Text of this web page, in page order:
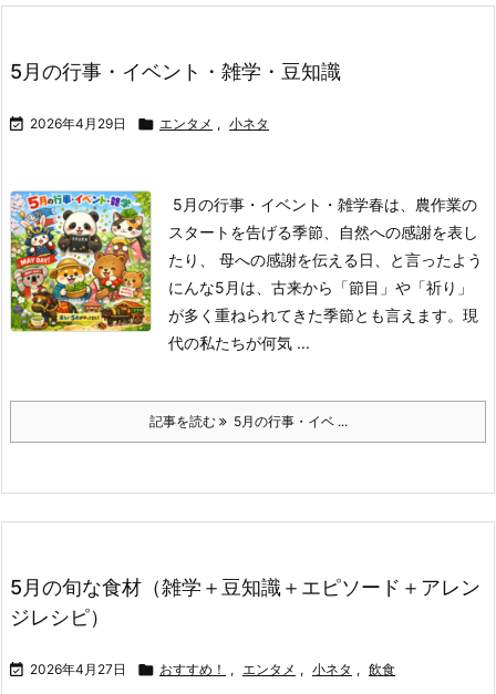
5月の行事・イベント・雑学・豆知識
 2026年4月29日  エンタメ , 小ネタ
5月の行事・イベント・雑学春は、農作業の
スタートを告げる季節、自然への感謝を表し
たり、 母への感謝を伝える日、と言ったよう
にんな5月は、古来から「節目」や「祈り」
が多く重ねられてきた季節とも言えます。 現
代の私たちが何気 ...
記事を読む 5月の行事・イベ ...
5月の旬な食材（雑学＋豆知識＋エピソード＋アレン
ジレシピ）
 2026年4月27日  おすすめ！ , エンタメ , 小ネタ , 飲食